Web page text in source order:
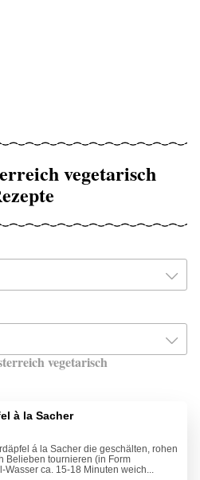
vegetarisch
vegetarisch
à la Sacher
á la Sacher die geschälten, rohen
Belieben tournieren (in Form
ca. 15-18 Minuten weich...